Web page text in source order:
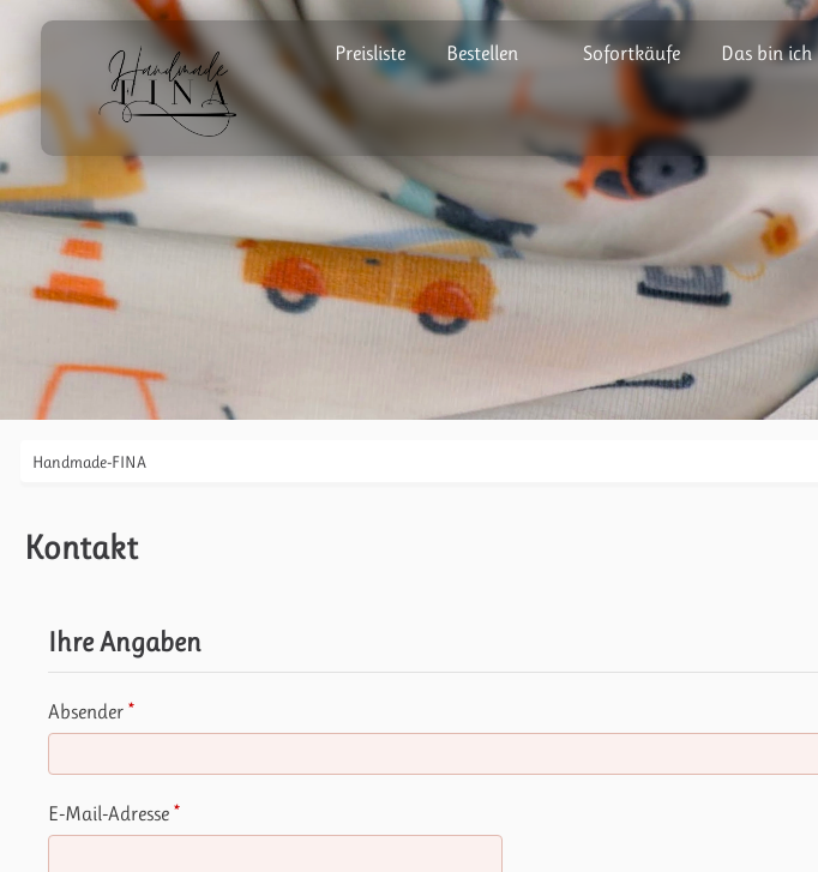
Preisliste Bestellen Sofortkäufe Das bin ich
Handmade-FINA
Kontakt
Ihre Angaben
Absender *
E-Mail-Adresse *